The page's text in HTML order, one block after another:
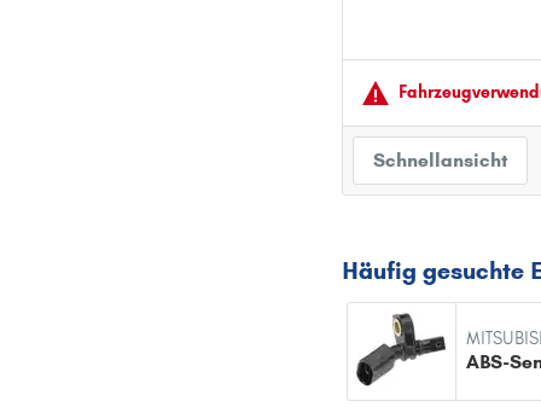
Schnellansicht
Häufig gesuchte
ABS-